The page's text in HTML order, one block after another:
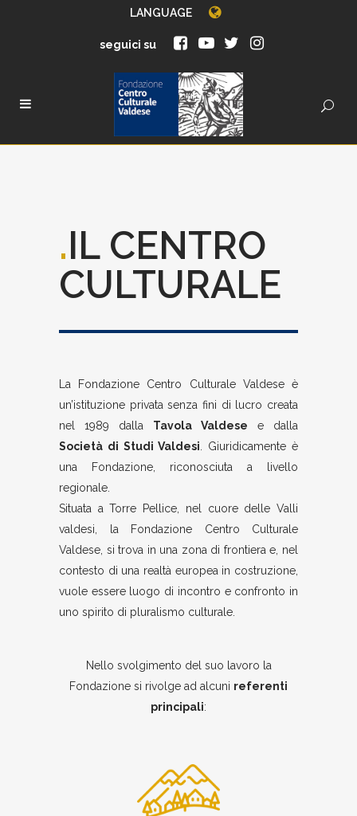
LANGUAGE
seguici su
.IL CENTRO
CULTURALE
La Fondazione Centro Culturale Valdese è
un’istituzione privata senza fini di lucro creata
nel 1989 dalla Tavola Valdese e dalla
Società di Studi Valdesi . Giuridicamente è
una Fondazione, riconosciuta a livello
regionale.
Situata a Torre Pellice, nel cuore delle Valli
valdesi, la Fondazione Centro Culturale
Valdese, si trova in una zona di frontiera e, nel
contesto di una realtà europea in costruzione,
vuole essere luogo di incontro e confronto in
uno spirito di pluralismo culturale.
Nello svolgimento del suo lavoro la
Fondazione si rivolge ad alcuni referenti
principali: